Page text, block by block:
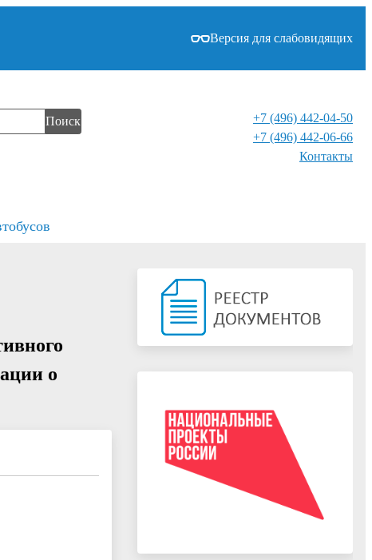
Версия для слабовидящих
Поиск
+7 (496) 442-04-50
+7 (496) 442-06-66
Контакты⁠
о